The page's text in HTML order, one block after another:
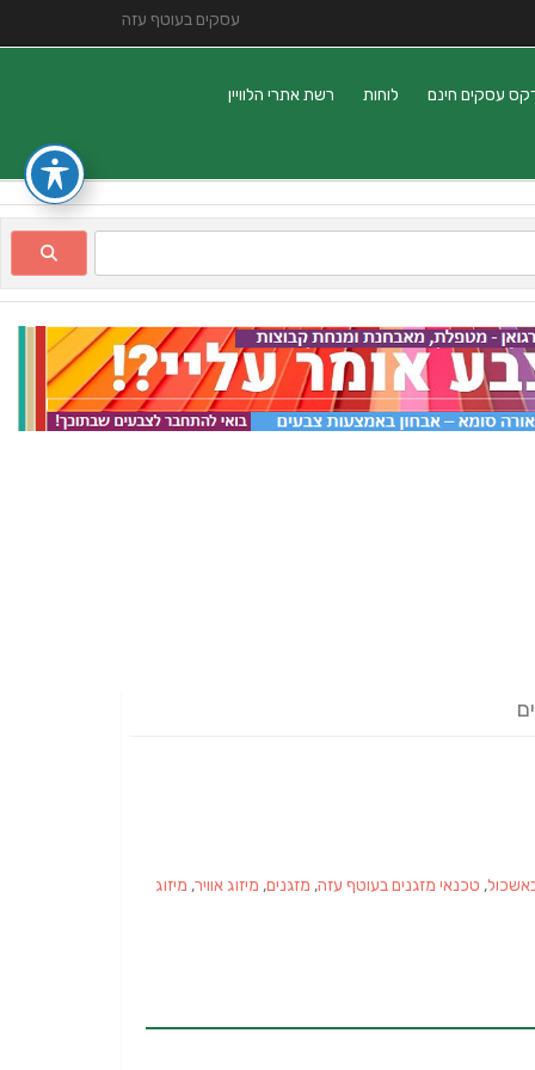
עסקים בעוטף עזה
עסקים חינם לוחות רשת אתרי הלוויין
, טכנאי מזגנים בעוטף עזה, מזגנים, מיזוג אוויר, מיזוג